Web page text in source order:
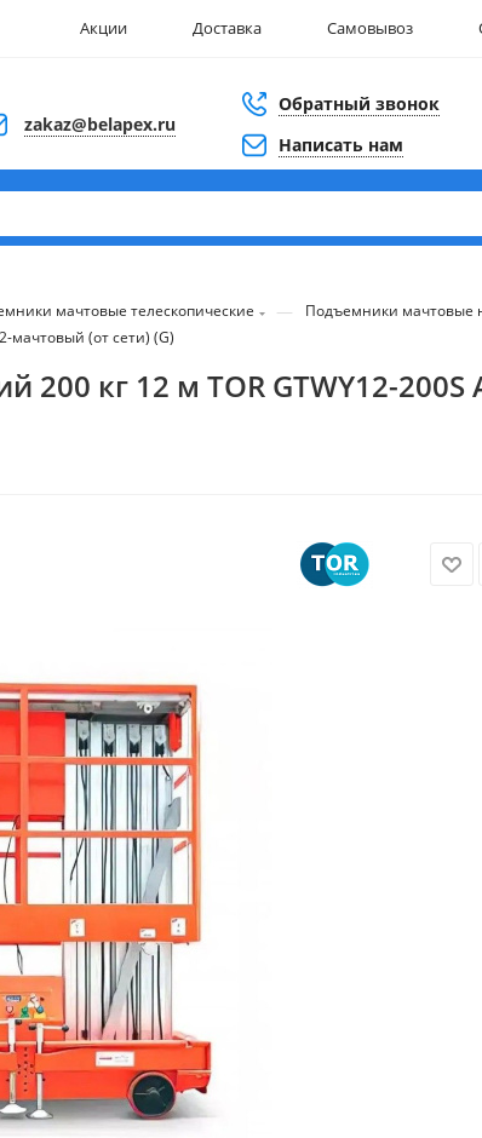
Акции Доставка Самовывоз
zakaz@belapex.ru
Обратный звонок
Написать нам
мачтовые телескопические —
Подъемники мачтовые
мачтовый (от сети) (G)
кг 12 м TOR GTWY12-200S